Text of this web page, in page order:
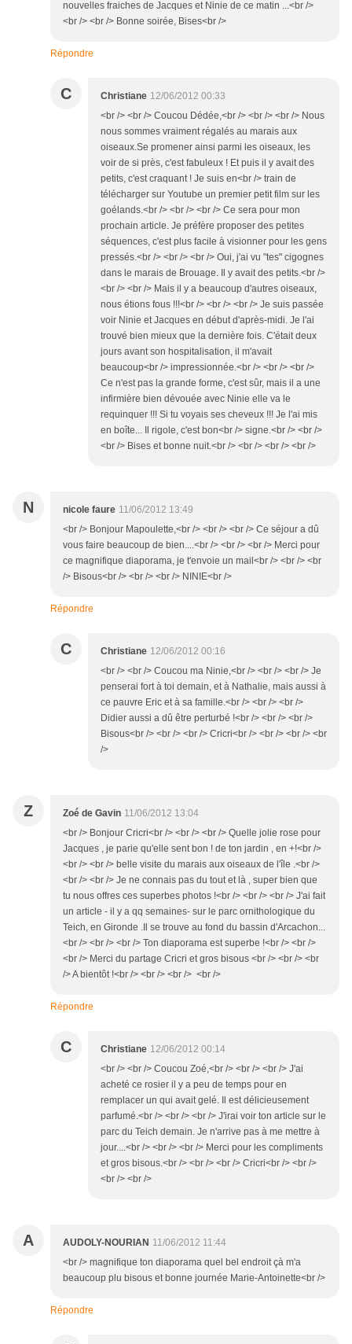
nouvelles fraiches de Jacques et Ninie de ce matin ...<br />
<br /> <br /> Bonne soirée, Bises<br />
Répondre
C Christiane 12/06/2012 00:33
<br /> <br /> Coucou Dédée,<br /> <br /> <br /> Nous
nous sommes vraiment régalés au marais aux
oiseaux.Se promener ainsi parmi les oiseaux, les
voir de si près, c'est fabuleux ! Et puis il y avait des
petits, c'est craquant ! Je suis en<br /> train de
télécharger sur Youtube un premier petit film sur les
goélands.<br /> <br /> <br /> Ce sera pour mon
prochain article. Je préfère proposer des petites
séquences, c'est plus facile à visionner pour les gens
pressés.<br /> <br /> <br /> Oui, j'ai vu "tes" cigognes
dans le marais de Brouage. Il y avait des petits.<br />
<br /> <br /> Mais il y a beaucoup d'autres oiseaux,
nous étions fous !!!<br /> <br /> <br /> Je suis passée
voir Ninie et Jacques en début d'après-midi. Je l'ai
trouvé bien mieux que la dernière fois. C'était deux
jours avant son hospitalisation, il m'avait
beaucoup<br /> impressionnée.<br /> <br /> <br />
Ce n'est pas la grande forme, c'est sûr, mais il a une
infirmière bien dévouée avec Ninie elle va le
requinquer !!! Si tu voyais ses cheveux !!! Je l'ai mis
en boîte... Il rigole, c'est bon<br /> signe.<br /> <br />
<br /> Bises et bonne nuit.<br /> <br /> <br /> <br />
N nicole faure 11/06/2012 13:49
<br /> Bonjour Mapoulette,<br /> <br /> <br /> Ce séjour a dû
vous faire beaucoup de bien....<br /> <br /> <br /> Merci pour
ce magnifique diaporama, je t'envoie un mail<br /> <br /> <br
/> Bisous<br /> <br /> <br /> NINIE<br />
Répondre
C Christiane 12/06/2012 00:16
<br /> <br /> Coucou ma Ninie,<br /> <br /> <br /> Je
penserai fort à toi demain, et à Nathalie, mais aussi à
ce pauvre Eric et à sa famille.<br /> <br /> <br />
Didier aussi a dû être perturbé !<br /> <br /> <br />
Bisous<br /> <br /> <br /> Cricri<br /> <br /> <br /> <br
/>
Z Zoé de Gavin 11/06/2012 13:04
<br /> Bonjour Cricri<br /> <br /> <br /> Quelle jolie rose pour
Jacques , je parie qu'elle sent bon ! de ton jardin , en +!<br />
<br /> <br /> belle visite du marais aux oiseaux de l'île .<br />
<br /> <br /> Je ne connais pas du tout et là , super bien que
tu nous offres ces superbes photos !<br /> <br /> <br /> J'ai fait
un article - il y a qq semaines- sur le parc ornithologique du
Teich, en Gironde .Il se trouve au fond du bassin d'Arcachon...
<br /> <br /> <br /> Ton diaporama est superbe !<br /> <br />
<br /> Merci du partage Cricri et gros bisous <br /> <br /> <br
/> A bientôt !<br /> <br /> <br /> <br />
Répondre
C Christiane 12/06/2012 00:14
<br /> <br /> Coucou Zoé,<br /> <br /> <br /> J'ai
acheté ce rosier il y a peu de temps pour en
remplacer un qui avait gelé. Il est délicieusement
parfumé.<br /> <br /> <br /> J'irai voir ton article sur le
parc du Teich demain. Je n'arrive pas à me mettre à
jour....<br /> <br /> <br /> Merci pour les compliments
et gros bisous.<br /> <br /> <br /> Cricri<br /> <br />
<br /> <br />
A AUDOLY-NOURIAN 11/06/2012 11:44
<br /> magnifique ton diaporama quel bel endroit çà m'a
beaucoup plu bisous et bonne journée Marie-Antoinette<br />
Répondre